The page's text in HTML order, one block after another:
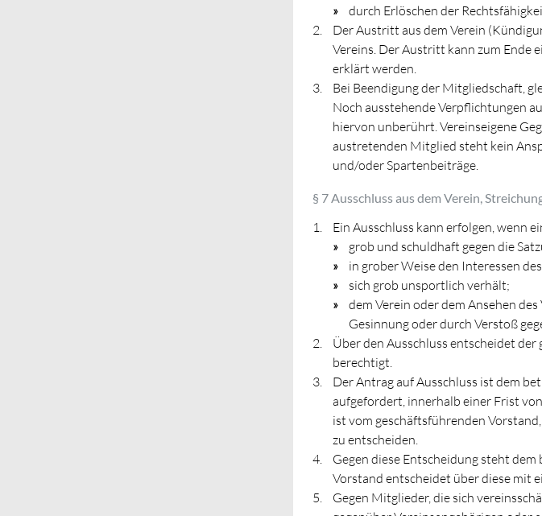
durch Erlöschen der
Der Austritt aus dem Verein
Vereins. Der Austritt kann zum Ende
erklärt werden.
Bei Beendigung der Mitgliedschaft,
Noch ausstehende Verpflichtungen
hiervon unberührt. Vereinseigene
austretenden Mitglied steht kein
und/oder Spartenbeiträge.
§ 7 Ausschluss aus dem Verein,
Ein Ausschluss kann erfolgen, wenn
grob und schuldhaft gegen die
in grober Weise den Interessen
sich grob unsportlich verhält;
dem Verein oder dem Ansehen
Gesinnung oder durch Verstoß
Über den Ausschluss entscheidet
berechtigt.
Der Antrag auf Ausschluss ist dem
aufgefordert, innerhalb einer Frist
ist vom geschäftsführenden
zu entscheiden.
Gegen diese Entscheidung steht
Vorstand entscheidet über diese mit
Gegen Mitglieder, die sich